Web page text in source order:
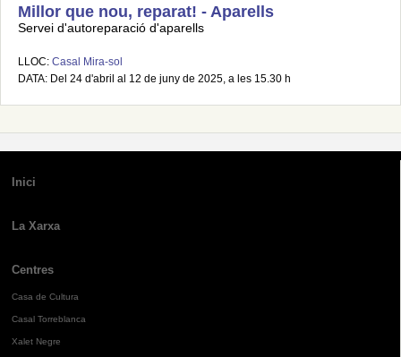
Millor que nou, reparat! - Aparells
Servei d'autoreparació d'aparells
LLOC: Casal Mira-sol
DATA: Del 24 d'abril al 12 de juny de 2025, a les 15.30 h
Inici
La Xarxa
Centres
Casa de Cultura
Casal Torreblanca
Xalet Negre